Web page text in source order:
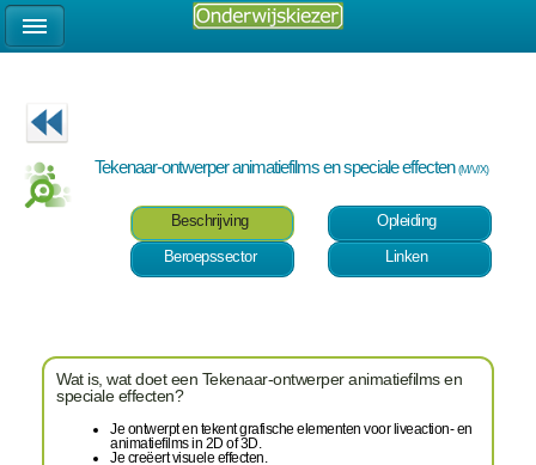
Tekenaar-ontwerper animatiefilms en speciale effecten(M/V/X)
Beschrijving
Opleiding
Beroepssector
Linken
Wat is, wat doet een Tekenaar-ontwerper animatiefilms en
speciale effecten?
Je ontwerpt en tekent grafische elementen voor liveaction- en
animatiefilms in 2D of 3D.
Je creëert visuele effecten.